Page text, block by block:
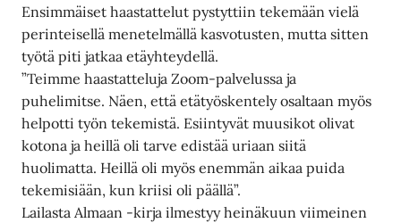
Ensimmäiset haastattelut pystyttiin tekemään vielä
perinteisellä menetelmällä kasvotusten, mutta sitten
työtä piti jatkaa etäyhteydellä.
”Teimme haastatteluja Zoom-palvelussa ja
puhelimitse. Näen, että etätyöskentely osaltaan myös
helpotti työn tekemistä. Esiintyvät muusikot olivat
kotona ja heillä oli tarve edistää uriaan siitä
huolimatta. Heillä oli myös enemmän aikaa puida
tekemisiään, kun kriisi oli päällä”.
Lailasta Almaan -kirja ilmestyy heinäkuun viimeinen